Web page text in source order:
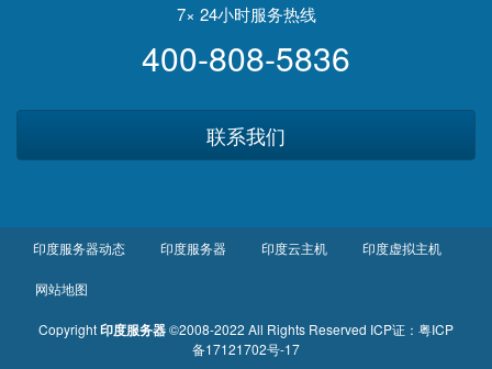
7× 24小时服务热线
400-808-5836
联系我们
印度服务器动态 印度服务器 印度云主机 印度虚拟主机
网站地图
Copyright印度服务器©2008-2022 All Rights Reserved ICP证： 粤ICP
备17121702号-17